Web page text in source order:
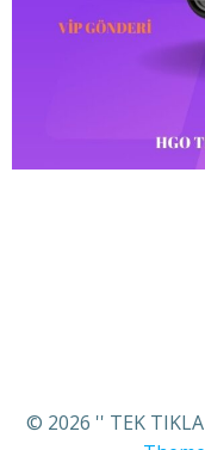
© 2026 '' TEK